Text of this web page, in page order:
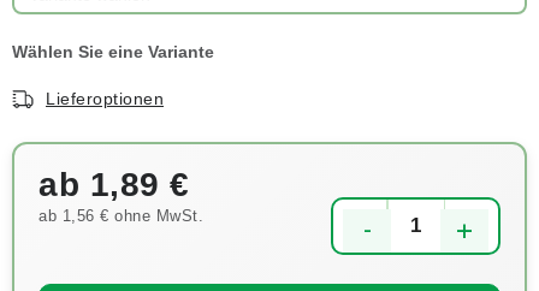
Lieferoptionen
ab 1,89 €
ab 1,56 € ohne MwSt.